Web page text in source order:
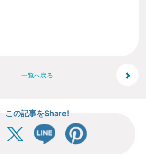
一覧へ戻る
この記事をShare!